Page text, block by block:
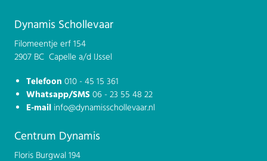
Dynamis Schollevaar
Filomeentje erf 154
2907 BC Capelle a/d IJssel
Telefoon 010 - 45 15 361
Whatsapp/SMS06 - 23 55 48 22
E-mail info@dynamisschollevaar.nl
Centrum Dynamis
Floris Burgwal 194